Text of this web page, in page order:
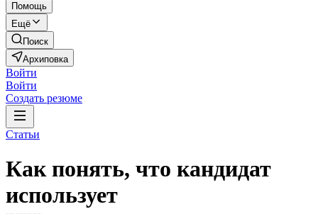
Помощь
Ещё
Поиск
Архиповка
Войти
Войти
Создать резюме
Статьи
Как понять, что кандидат
использует